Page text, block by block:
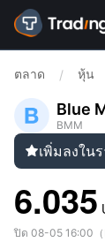
ตลาด / หุ้น
Blue
BMM
เพิ่มลงใน
6.035
ปิด 08-05 16:00 （